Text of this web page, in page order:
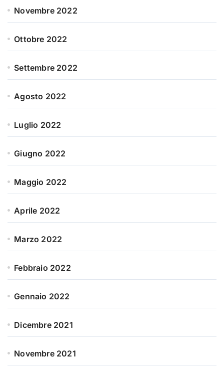
Novembre 2022
Ottobre 2022
Settembre 2022
Agosto 2022
Luglio 2022
Giugno 2022
Maggio 2022
Aprile 2022
Marzo 2022
Febbraio 2022
Gennaio 2022
Dicembre 2021
Novembre 2021